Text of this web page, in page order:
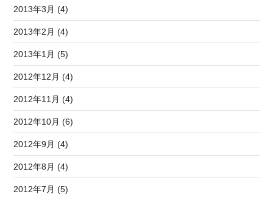
2013年3月 (4)
2013年2月 (4)
2013年1月 (5)
2012年12月 (4)
2012年11月 (4)
2012年10月 (6)
2012年9月 (4)
2012年8月 (4)
2012年7月 (5)